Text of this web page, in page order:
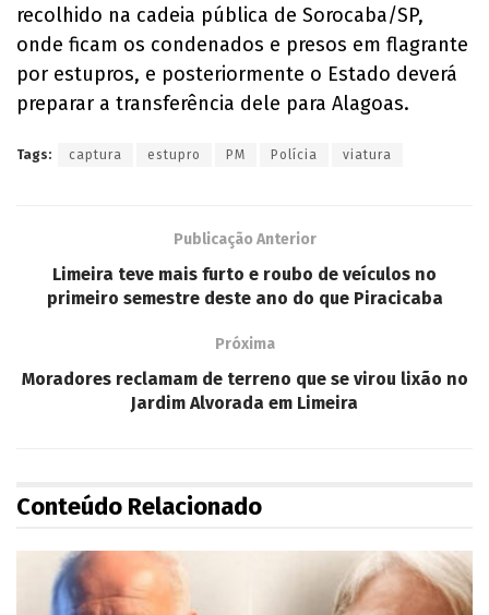
recolhido na cadeia pública de Sorocaba/SP,
onde ficam os condenados e presos em flagrante
por estupros, e posteriormente o Estado deverá
preparar a transferência dele para Alagoas.
Tags: captura estupro PM Polícia viatura
Publicação Anterior
Limeira teve mais furto e roubo de veículos no
primeiro semestre deste ano do que Piracicaba
Próxima
Moradores reclamam de terreno que se virou lixão no
Jardim Alvorada em Limeira
Conteúdo Relacionado